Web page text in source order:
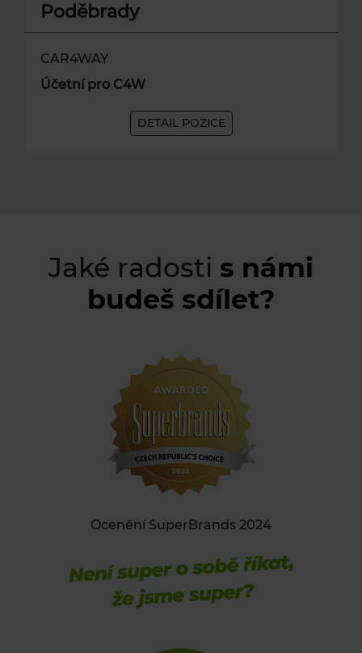
Poděbrady
CAR4WAY
Účetní pro C4W
DETAIL POZICE
Jaké radosti s námi
budeš sdílet?
OceněníSuperBrands 2024